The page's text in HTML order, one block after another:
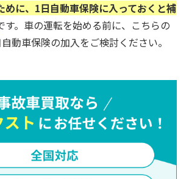
めに、1日自動車保険に入っておくと補
す。車の運転を始める前に、こちらの
動車保険の加入をご検討ください。